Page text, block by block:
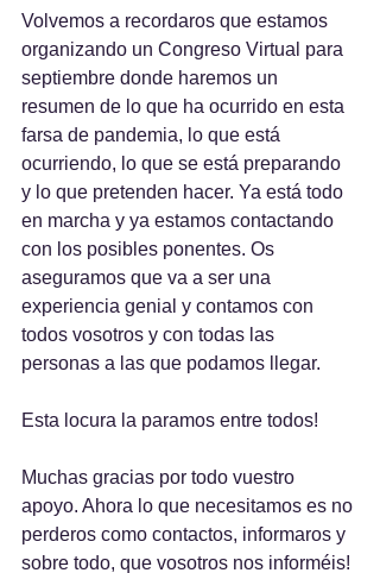
Volvemos a recordaros que estamos
organizando un Congreso Virtual para
septiembre donde haremos un
resumen de lo que ha ocurrido en esta
farsa de pandemia, lo que está
ocurriendo, lo que se está preparando
y lo que pretenden hacer. Ya está todo
en marcha y ya estamos contactando
con los posibles ponentes. Os
aseguramos que va a ser una
experiencia genial y contamos con
todos vosotros y con todas las
personas a las que podamos llegar.
Esta locura la paramos entre todos!
Muchas gracias por todo vuestro
apoyo. Ahora lo que necesitamos es no
perderos como contactos, informaros y
sobre todo, que vosotros nos informéis!